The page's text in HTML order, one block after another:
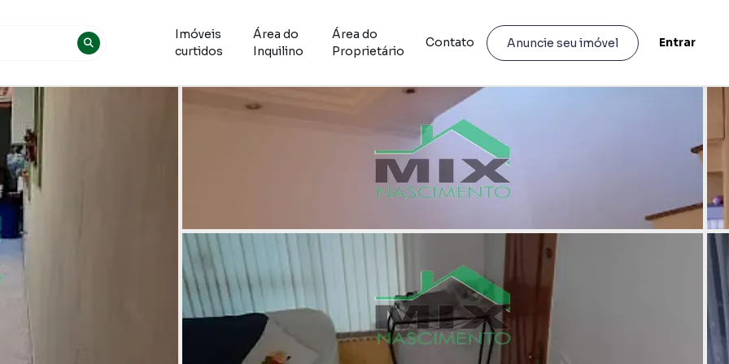
Imóveis
curtidos
Área do
Inquilino
Área do
Proprietário
Contato Anuncie seu imóvel Entrar